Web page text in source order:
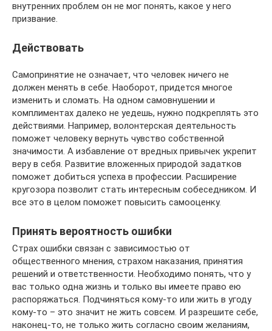
внутренних проблем он не мог понять, какое у него
призвание.
Действовать
Самопринятие не означает, что человек ничего не
должен менять в себе. Наоборот, придется многое
изменить и сломать. На одном самовнушении и
комплиментах далеко не уедешь, нужно подкреплять это
действиями. Например, волонтерская деятельность
поможет человеку вернуть чувство собственной
значимости. А избавление от вредных привычек укрепит
веру в себя. Развитие вложенных природой задатков
поможет добиться успеха в профессии. Расширение
кругозора позволит стать интересным собеседником. И
все это в целом поможет повысить самооценку.
Принять вероятность ошибки
Страх ошибки связан с зависимостью от
общественного мнения, страхом наказания, принятия
решений и ответственности. Необходимо понять, что у
вас только одна жизнь и только вы имеете право ею
распоряжаться. Подчиняться кому-то или жить в угоду
кому-то – это значит не жить совсем. И разрешите себе,
наконец-то, не только жить согласно своим желаниям,